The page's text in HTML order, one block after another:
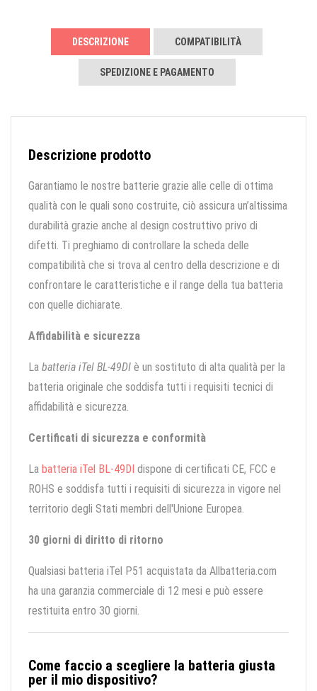
DESCRIZIONE COMPATIBILITÀ
SPEDIZIONE E PAGAMENTO
Descrizione prodotto
Garantiamo le nostre batterie grazie alle celle di ottima
qualità con le quali sono costruite, ciò assicura un’altissima
durabilità grazie anche al design costruttivo privo di
difetti. Ti preghiamo di controllare la scheda delle
compatibilità che si trova al centro della descrizione e di
confrontare le caratteristiche e il range della tua batteria
con quelle dichiarate.
Affidabilità e sicurezza
La batteria iTel BL-49DI è un sostituto di alta qualità per la
batteria originale che soddisfa tutti i requisiti tecnici di
affidabilità e sicurezza.
Certificati di sicurezza e conformità
La batteria iTel BL-49DI dispone di certificati CE, FCC e
ROHS e soddisfa tutti i requisiti di sicurezza in vigore nel
territorio degli Stati membri dell'Unione Europea.
30 giorni di diritto di ritorno
Qualsiasi batteria iTel P51 acquistata da Allbatteria.com
ha una garanzia commerciale di 12 mesi e può essere
restituita entro 30 giorni.
Come faccio a scegliere la batteria giusta
per il mio dispositivo?